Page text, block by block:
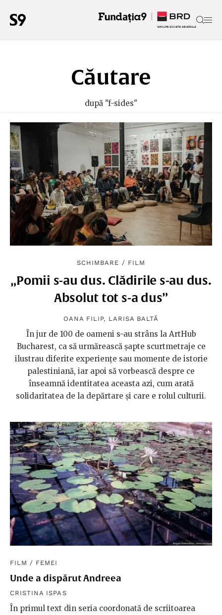
Căutare
după "f-sides"
SCHIMBARE / FILM
„Pomii s-au dus. Clădirile s-au dus.
Absolut tot s-a dus”
OANA FILIP, LARISA BALTĂ
În jur de 100 de oameni s-au strâns la ArtHub
Bucharest, ca să urmărească șapte scurtmetraje ce
ilustrau diferite experiențe sau momente de istorie
palestiniană, iar apoi să vorbească despre ce
înseamnă identitatea aceasta azi, cum arată
solidaritatea de la depărtare și care e rolul culturii.
FILM / FEMEI
Unde a dispărut Andreea
CRISTINA ISPAS
În primul text din seria coordonată de scriitoarea